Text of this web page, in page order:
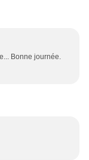
Bonne journée.